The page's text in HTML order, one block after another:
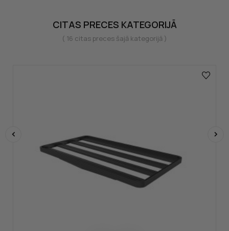
CITAS PRECES KATEGORIJĀ
( 16 citas preces šajā kategorijā )